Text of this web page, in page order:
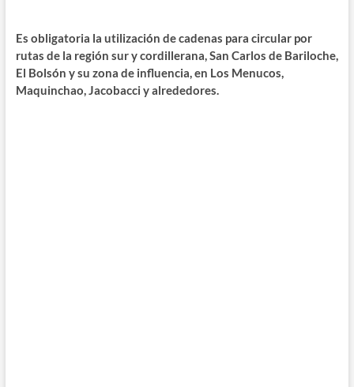
Es obligatoria la utilización de cadenas para circular por
rutas de la región sur y cordillerana, San Carlos de Bariloche,
El Bolsón y su zona de influencia, en Los Menucos,
Maquinchao, Jacobacci y alrededores.